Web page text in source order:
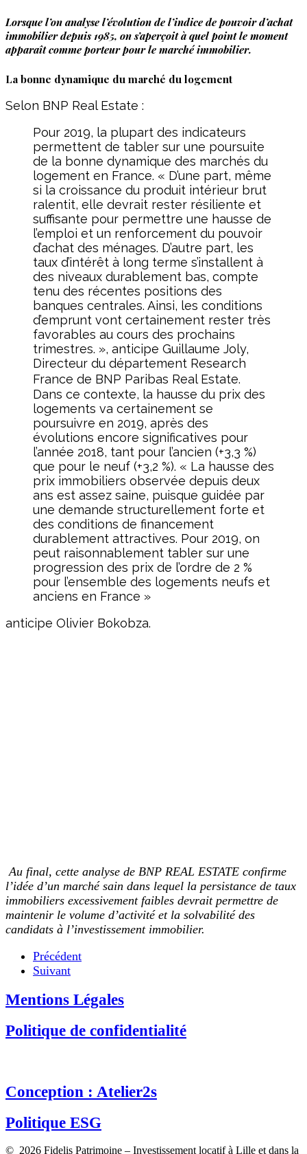
Lorsque l’on analyse l’évolution de l’indice de pouvoir d’achat
immobilier depuis 1985, on s’aperçoit à quel point le moment
apparaît comme porteur pour le marché immobilier.
La bonne dynamique du marché du logement
Selon BNP Real Estate :
Pour 2019, la plupart des indicateurs
permettent de tabler sur une poursuite
de la bonne dynamique des marchés du
logement en France. « D’une part, même
si la croissance du produit intérieur brut
ralentit, elle devrait rester résiliente et
suffisante pour permettre une hausse de
l’emploi et un renforcement du pouvoir
d’achat des ménages. D’autre part, les
taux d’intérêt à long terme s’installent à
des niveaux durablement bas, compte
tenu des récentes positions des
banques centrales. Ainsi, les conditions
d’emprunt vont certainement rester très
favorables au cours des prochains
trimestres. », anticipe Guillaume Joly,
Directeur du département Research
France de BNP Paribas Real Estate.
Dans ce contexte, la hausse du prix des
logements va certainement se
poursuivre en 2019, après des
évolutions encore significatives pour
l’année 2018, tant pour l’ancien (+3,3 %)
que pour le neuf (+3,2 %). « La hausse des
prix immobiliers observée depuis deux
ans est assez saine, puisque guidée par
une demande structurellement forte et
des conditions de financement
durablement attractives. Pour 2019, on
peut raisonnablement tabler sur une
progression des prix de l’ordre de 2 %
pour l’ensemble des logements neufs et
anciens en France »
anticipe Olivier Bokobza.
Au final, cette analyse de BNP REAL ESTATE confirme
l’idée d’un marché sain dans lequel la persistance de taux
immobiliers excessivement faibles devrait permettre de
maintenir le volume d’activité et la solvabilité des
candidats à l’investissement immobilier.
Précédent
Suivant
Mentions Légales
Politique de confidentialité
Conception : Atelier2s
Politique ESG
© 2026 Fidelis Patrimoine – Investissement locatif à Lille et dans la